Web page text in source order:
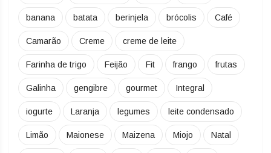
banana batata berinjela brócolis Café
Camarão Creme creme de leite
Farinha de trigo Feijão Fit frango frutas
Galinha gengibre gourmet Integral
iogurte Laranja legumes leite condensado
Limão Maionese Maizena Miojo Natal